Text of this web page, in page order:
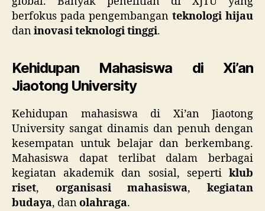
berfokus pada pengembangan teknologi hijau
daninovasi teknologi tinggi.
Kehidupan Mahasiswa di Xi’an
Jiaotong University
Kehidupan mahasiswa di Xi’an Jiaotong
University sangat dinamis dan penuh dengan
kesempatan untuk belajar dan berkembang.
Mahasiswa dapat terlibat dalam berbagai
kegiatan akademik dan sosial, seperti klub
riset, organisasi mahasiswa,kegiatan
budaya, danolahraga.